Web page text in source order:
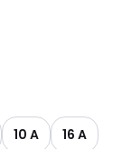
10 A
16 A